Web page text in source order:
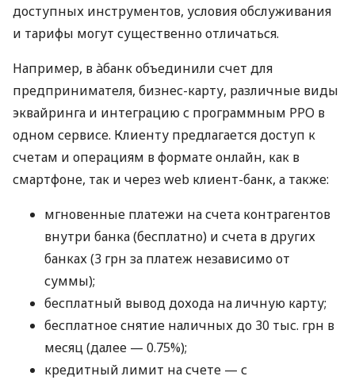
доступных инструментов, условия обслуживания
и тарифы могут существенно отличаться.
Например, в àбанк объединили счет для
предпринимателя, бизнес-карту, различные виды
эквайринга и интеграцию с программным РРО в
одном сервисе. Клиенту предлагается доступ к
счетам и операциям в формате онлайн, как в
смартфоне, так и через web клиент-банк, а также:
мгновенные платежи на счета контрагентов
внутри банка (бесплатно) и счета в других
банках (3 грн за платеж независимо от
суммы);
бесплатный вывод дохода на личную карту;
бесплатное снятие наличных до 30 тыс. грн в
месяц (далее — 0.75%);
кредитный лимит на счете — с